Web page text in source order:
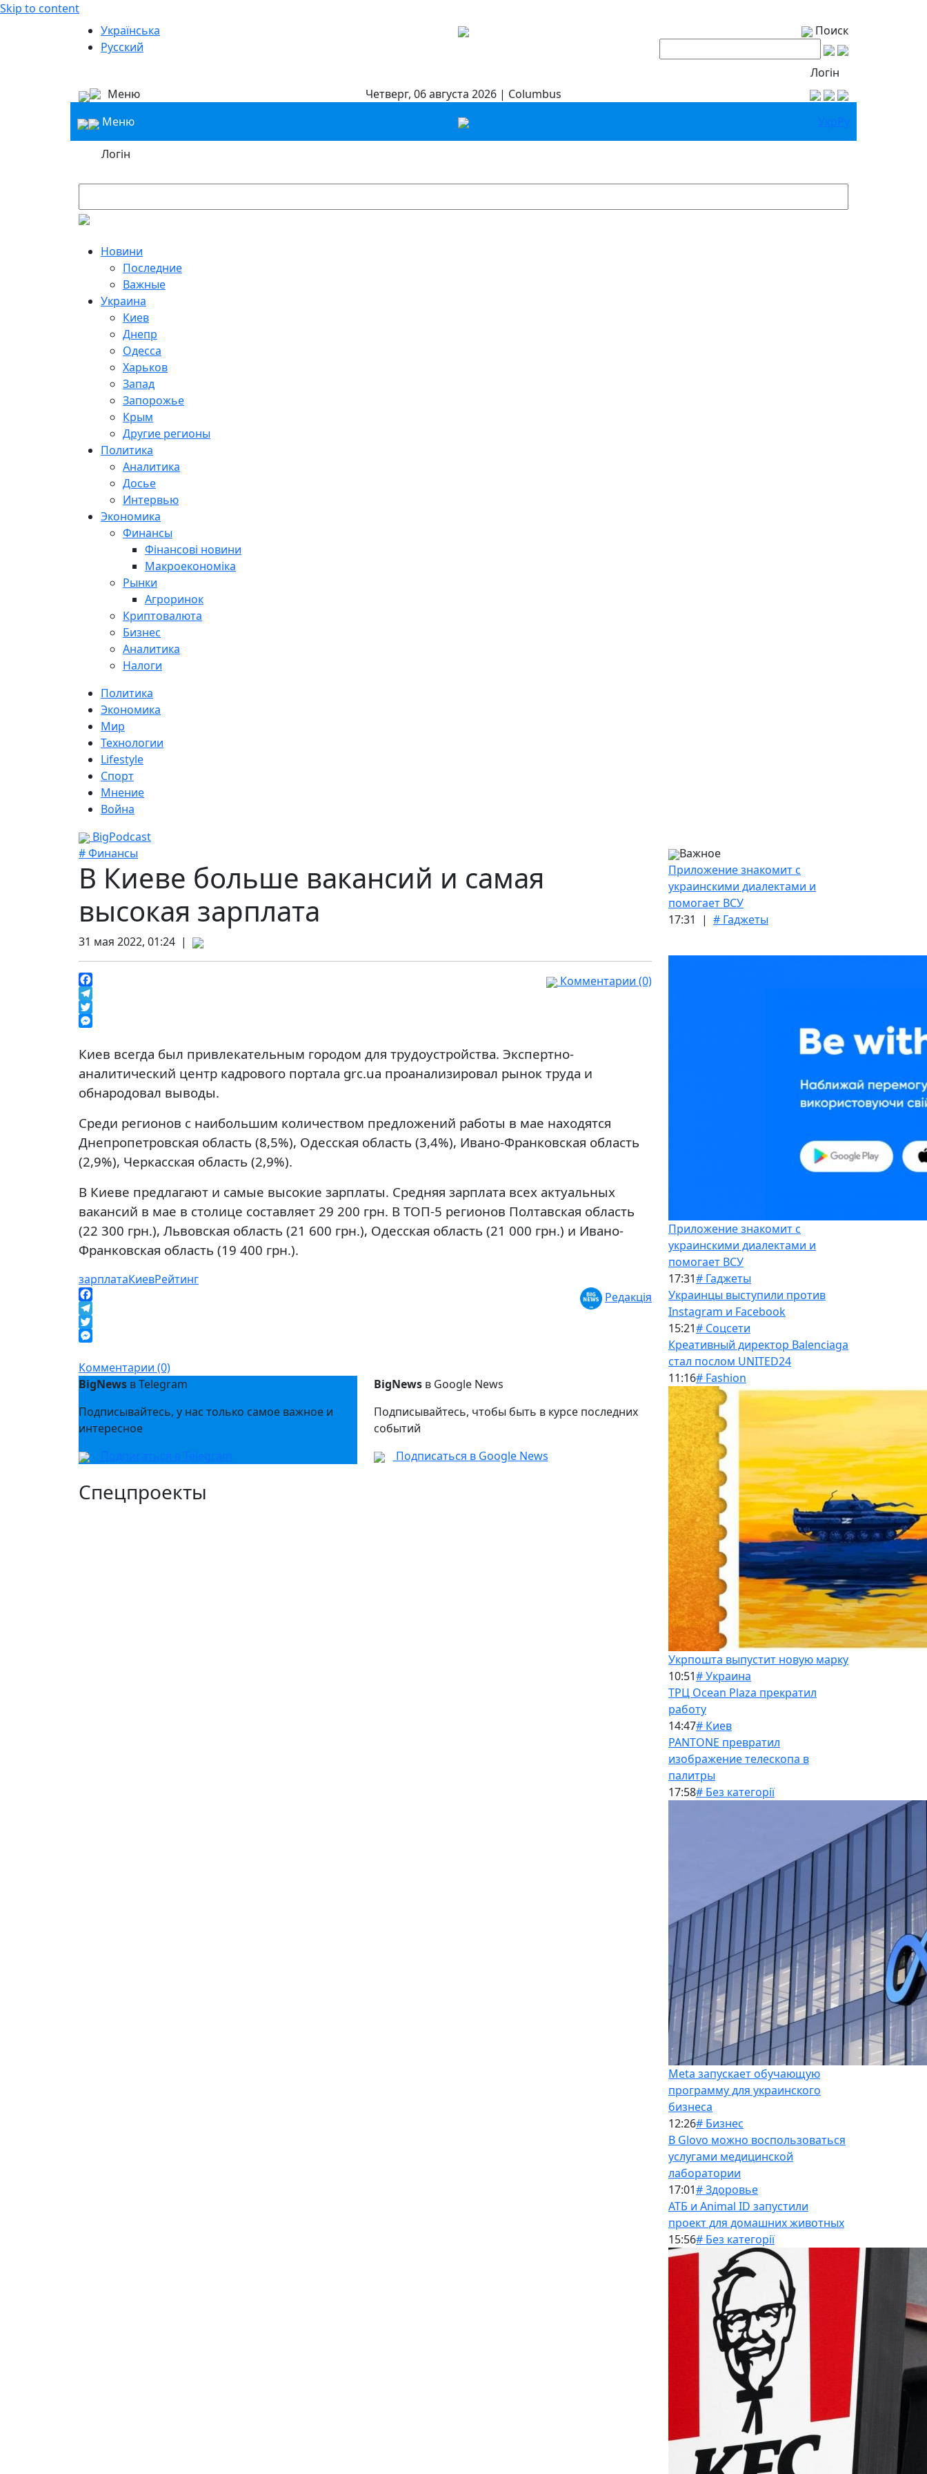
Skip to content
Українська
Русский
Поиск
Логін
Меню
Четверг, 06 августа 2026 | Columbus
Меню
УкрРу
Логін
Новини
Последние
Важные
Украина
Киев
Днепр
Одесса
Харьков
Запад
Запорожье
Крым
Другие регионы
Политика
Аналитика
Досье
Интервью
Экономика
Финансы
Фінансові новини
Макроекономіка
Рынки
Агроринок
Криптовалюта
Бизнес
Аналитика
Налоги
Политика
Экономика
Мир
Технологии
Lifestyle
Спорт
Мнение
Война
BigPodcast
# Финансы
В Киеве больше вакансий и самая
высокая зарплата
31 мая 2022, 01:24 |
Facebook
Telegram
Twitter
Комментарии (0)
Киев всегда был привлекательным городом для трудоустройства. Экспертно-
аналитический центр кадрового портала grc.ua проанализировал рынок труда и
обнародовал выводы.
Среди регионов с наибольшим количеством предложений работы в мае находятся
Днепропетровская область (8,5%), Одесская область (3,4%), Ивано-Франковская область
(2,9%), Черкасская область (2,9%).
В Киеве предлагают и самые высокие зарплаты. Средняя зарплата всех актуальных
вакансий в мае в столице составляет 29 200 грн. В ТОП-5 регионов Полтавская область
(22 300 грн.), Львовская область (21 600 грн.), Одесская область (21 000 грн.) и Ивано-
Франковская область (19 400 грн.).
зарплатаКиевРейтинг
Facebook
Telegram
Twitter
Редакція
Комментарии (0)
BigNews в Telegram
Подписывайтесь, у нас только самое важное и
интересное
Подписаться в Telegram
BigNewsв Google News
Подписывайтесь, чтобы быть в курсе последних
событий
Подписаться в Google News
Спецпроекты
Важное
Приложение знакомит с
украинскими диалектами и
помогает ВСУ
17:31 | # Гаджеты
Приложение знакомит с
украинскими диалектами и
помогает ВСУ
17:31# Гаджеты
Украинцы выступили против
Instagram и Facebook
15:21# Соцсети
Креативный директор Balenciaga
стал послом UNITED24
11:16# Fashion
Укрпошта выпустит новую марку
10:51# Украина
ТРЦ Ocean Plaza прекратил
работу
14:47# Киев
PANTONE превратил
изображение телескопа в
палитры
17:58# Без категорії
Meta запускает обучающую
программу для украинского
бизнеса
12:26# Бизнес
В Glovo можно воспользоваться
услугами медицинской
лаборатории
17:01# Здоровье
АТБ и Animal ID запустили
проект для домашних животных
15:56# Без категорії